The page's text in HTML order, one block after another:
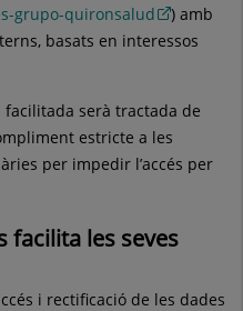
grupo-quironsalud
) amb
basats en interessos
serà tractada de
estricte a les
per impedir l’accés per
facilita les seves
i rectificació de les dades